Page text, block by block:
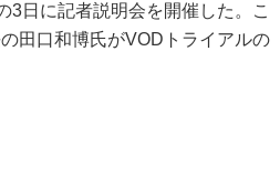
3日に記者説明会を開催した。こ
田口和博氏がVODトライアルの